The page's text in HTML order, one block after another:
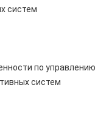
систем
по управлению
систем